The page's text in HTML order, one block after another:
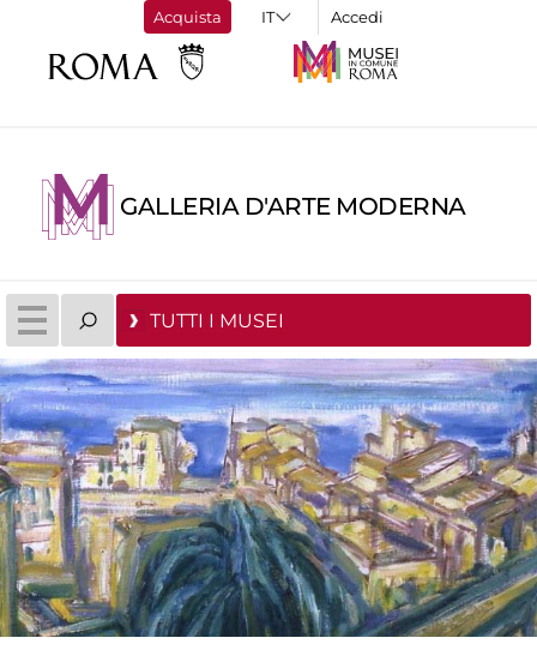
Acquista Accedi
GALLERIA D'ARTE MODERNA
TUTTI I MUSEI